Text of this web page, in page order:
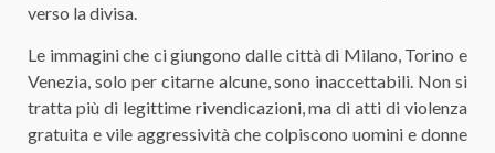
verso la divisa.
Le immagini che ci giungono dalle città di Milano, Torino e
Venezia, solo per citarne alcune, sono inaccettabili. Non si
tratta più di legittime rivendicazioni, ma di atti di violenza
gratuita e vile aggressività che colpiscono uomini e donne